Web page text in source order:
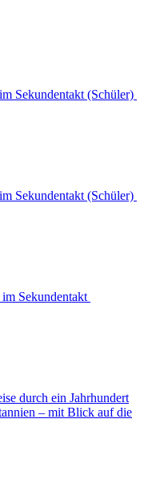
Sekundentakt (Schüler)
Sekundentakt (Schüler)
Sekundentakt
durch ein Jahrhundert
– mit Blick auf die